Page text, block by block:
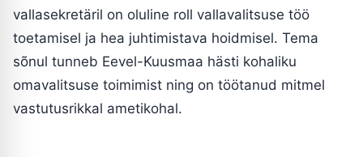
vallasekretäril on oluline roll vallavalitsuse töö
toetamisel ja hea juhtimistava hoidmisel. Tema
sõnul tunneb Eevel-Kuusmaa hästi kohaliku
omavalitsuse toimimist ning on töötanud mitmel
vastutusrikkal ametikohal.